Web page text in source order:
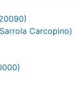
Carcopino)